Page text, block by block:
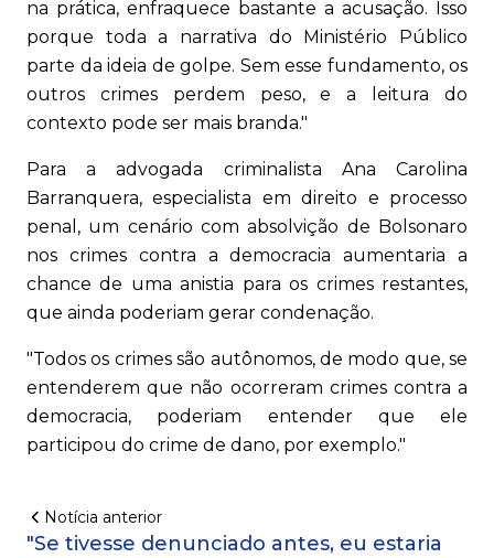
na prática, enfraquece bastante a acusação. Isso
porque toda a narrativa do Ministério Público
parte da ideia de golpe. Sem esse fundamento, os
outros crimes perdem peso, e a leitura do
contexto pode ser mais branda."
Para a advogada criminalista Ana Carolina
Barranquera, especialista em direito e processo
penal, um cenário com absolvição de Bolsonaro
nos crimes contra a democracia aumentaria a
chance de uma anistia para os crimes restantes,
que ainda poderiam gerar condenação.
"Todos os crimes são autônomos, de modo que, se
entenderem que não ocorreram crimes contra a
democracia, poderiam entender que ele
participou do crime de dano, por exemplo."
Notícia anterior
"Se tivesse denunciado antes, eu estaria